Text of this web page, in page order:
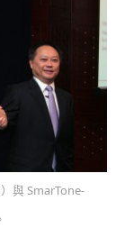
與 SmarTone-